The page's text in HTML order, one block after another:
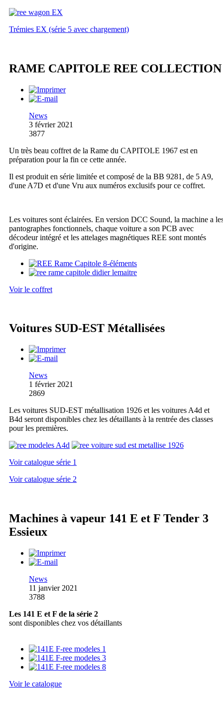
Trémies EX (série 5 avec chargement)
RAME CAPITOLE REE COLLECTION
News
3 février 2021
3877
Un très beau coffret de la Rame du CAPITOLE 1967 est en
préparation pour la fin ce cette année.
Il est produit en série limitée et composé de la BB 9281, de 5 A9,
d'une A7D et d'une Vru aux numéros exclusifs pour ce coffret.
Les voitures sont éclairées. En version DCC Sound, la machine a
pantographes fonctionnels, chaque voiture a son PCB avec
décodeur intégré et les attelages magnétiques REE sont montés
d'origine.
Voir le coffret
Voitures SUD-EST Métallisées
News
1 février 2021
2869
Les voitures SUD-EST métallisation 1926 et les voitures A4d et
B4d seront disponibles chez les détaillants à la rentrée des classes
pour les premières.
Voir catalogue série 1
Voir catalogue série 2
Machines à vapeur 141 E et F Tender 3
Essieux
News
11 janvier 2021
3788
Les 141 E et F de la série 2
sont disponibles chez vos détaillants
Voir le catalogue